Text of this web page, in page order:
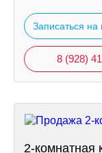
Записаться на
8 (928)
2-комнатная